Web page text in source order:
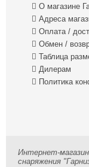
 О магазине
 Адреса
 Оплата /
 Обмен /
 Таблица
 Дилерам
 Политика
Интернет-
снаряжения